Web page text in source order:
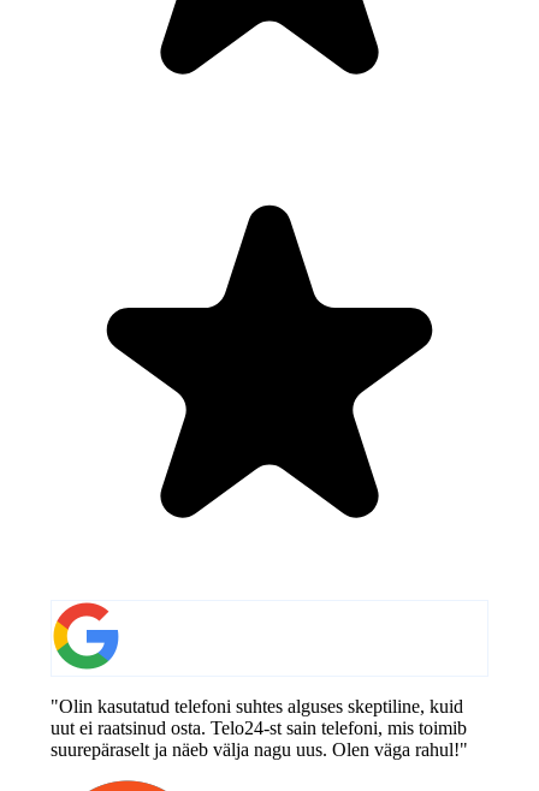
"Olin kasutatud telefoni suhtes alguses skeptiline, kuid
uut ei raatsinud osta. Telo24-st sain telefoni, mis toimib
suurepäraselt ja näeb välja nagu uus. Olen väga rahul!"